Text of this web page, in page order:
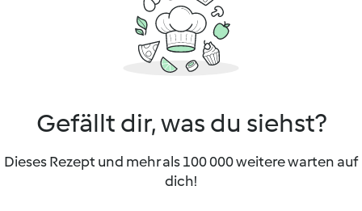
Gefällt dir, was du siehst?
Dieses Rezept und mehr als 100 000 weitere warten auf
dich!